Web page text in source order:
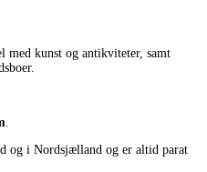
med kunst og antikviteter, samt
og i Nordsjælland og er altid parat